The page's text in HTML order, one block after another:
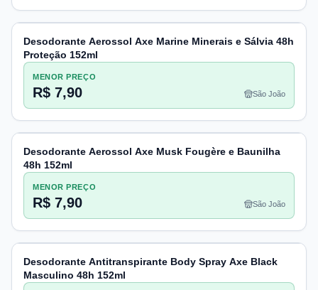
Desodorante Aerossol Axe Marine Minerais e Sálvia 48h
Proteção 152ml
MENOR PREÇO
R$ 7,90 São João
Desodorante Aerossol Axe Musk Fougère e Baunilha
48h 152ml
MENOR PREÇO
R$ 7,90 São João
Desodorante Antitranspirante Body Spray Axe Black
Masculino 48h 152ml